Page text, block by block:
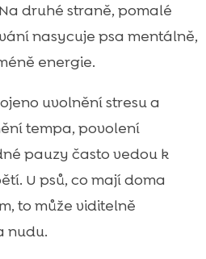
druhé straně, pomalé
nasycuje psa mentálně,
energie.
uvolnění stresu a
tempa, povolení
pauzy často vedou k
U psů, co mají doma
to může viditelně
nudu.